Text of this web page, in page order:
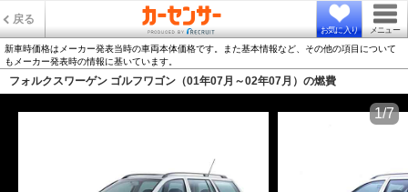
戻る
お気に入り メニュー
新車時価格はメーカー発表当時の車両本体価格です。また基本情報など、その他の項目について
もメーカー発表時の情報に基いています。
フォルクスワーゲン ゴルフワゴン（01年07月～02年07月）の燃費
1/7